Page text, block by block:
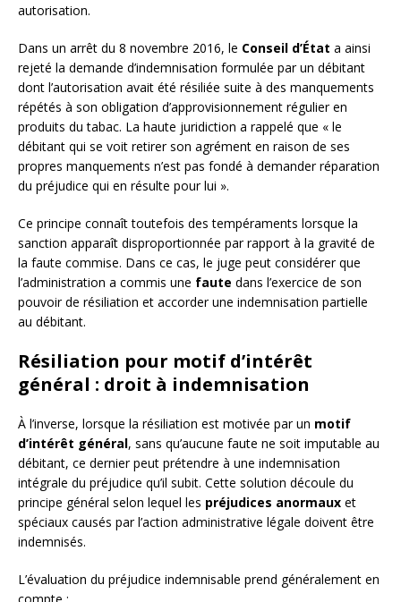
autorisation.
Dans un arrêt du 8 novembre 2016, le Conseil d’État a ainsi
rejeté la demande d’indemnisation formulée par un débitant
dont l’autorisation avait été résiliée suite à des manquements
répétés à son obligation d’approvisionnement régulier en
produits du tabac. La haute juridiction a rappelé que « le
débitant qui se voit retirer son agrément en raison de ses
propres manquements n’est pas fondé à demander réparation
du préjudice qui en résulte pour lui ».
Ce principe connaît toutefois des tempéraments lorsque la
sanction apparaît disproportionnée par rapport à la gravité de
la faute commise. Dans ce cas, le juge peut considérer que
l’administration a commis une faute dans l’exercice de son
pouvoir de résiliation et accorder une indemnisation partielle
au débitant.
Résiliation pour motif d’intérêt
général : droit à indemnisation
À l’inverse, lorsque la résiliation est motivée par un motif
d’intérêt général, sans qu’aucune faute ne soit imputable au
débitant, ce dernier peut prétendre à une indemnisation
intégrale du préjudice qu’il subit. Cette solution découle du
principe général selon lequel les préjudices anormaux et
spéciaux causés par l’action administrative légale doivent être
indemnisés.
L’évaluation du préjudice indemnisable prend généralement en